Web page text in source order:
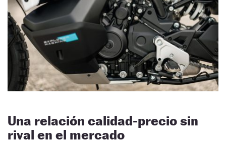
Una relación calidad-precio sin
rival en el mercado